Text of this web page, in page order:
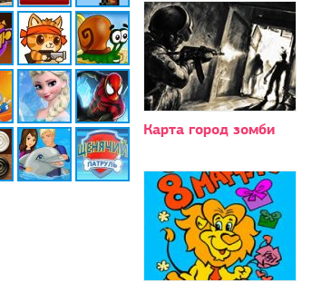
Карта город зомби